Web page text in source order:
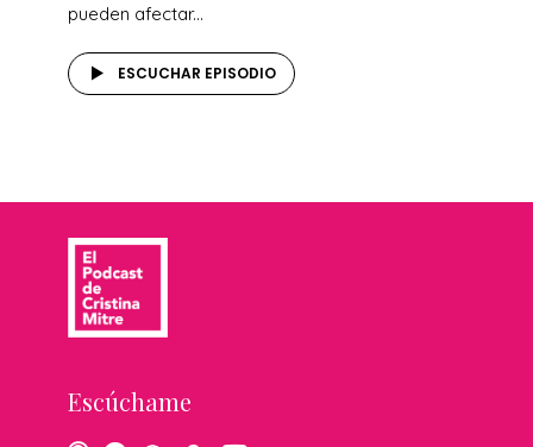
pueden afectar...
ESCUCHAR EPISODIO
Escúchame